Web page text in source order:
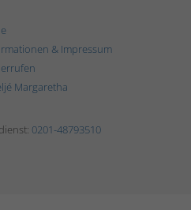
& Impressum
Margaretha
0201-48793510